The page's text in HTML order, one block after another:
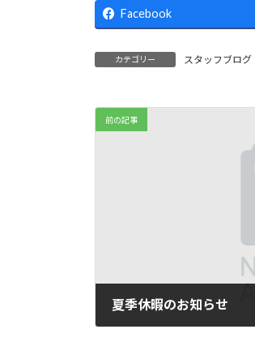
Facebook
カテゴリー スタッフブログ
前の記事
夏季休暇のお知らせ